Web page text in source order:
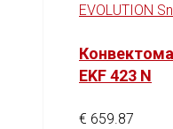
EVOLUTION
EKF 423 N
€ 659.87